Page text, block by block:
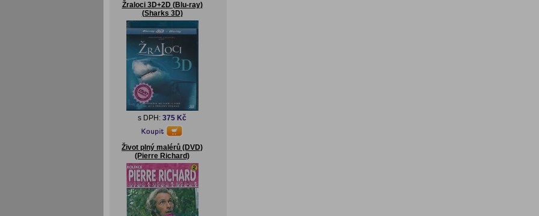
Žraloci 3D+2D (Blu-ray)
(Sharks 3D)
s DPH: 375 Kč
Život plný malérů (DVD)
(Pierre Richard)